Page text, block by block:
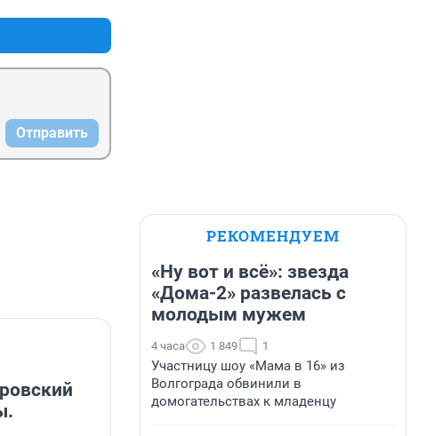
Отправить
РЕКОМЕНДУЕМ
«Ну вот и всё»: звезда
«Дома-2» развелась с
молодым мужем
4 часа 1 849 1
Участницу шоу «Мама в 16» из
Волгограда обвинили в
домогательствах к младенцу